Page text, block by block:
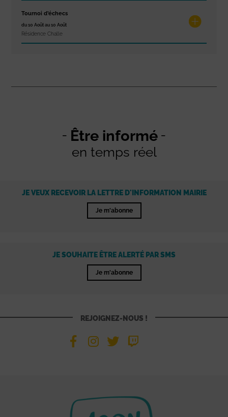
Tournoi d’échecs
du 10 Août au 10 Août
Résidence Challe
Être informé
en temps réel
JE VEUX RECEVOIR LA LETTRE D'INFORMATION MAIRIE
Je m'abonne
JE SOUHAITE ÊTRE ALERTÉ PAR SMS
Je m'abonne
REJOIGNEZ-NOUS !